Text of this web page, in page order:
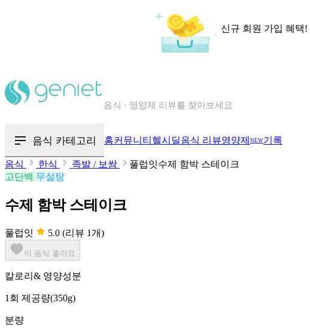
신규 회원 가입 혜택!
칼로리와 영양성분을 검색해보세요
음식 카테고리 홈커뮤니티 헬시딜음식 리뷰영양제 NEW기록
음식 한식 족발 / 보쌈
풀럽잇수제 함박 스테이크
고단백 무설탕
수제 함박 스테이크
풀럽잇 5.0 (리뷰 1개)
이 음식 좋아요
칼로리& 영양성분
1회 제공량(350g)
분량